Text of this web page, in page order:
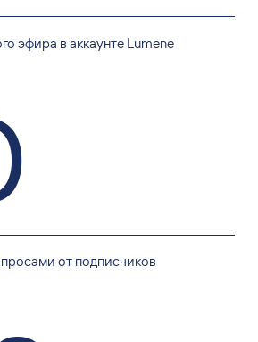
эфира в аккаунте Lumene
от подписчиков